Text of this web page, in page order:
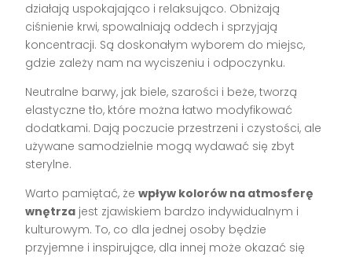
działają uspokajająco i relaksująco. Obniżają
ciśnienie krwi, spowalniają oddech i sprzyjają
koncentracji. Są doskonałym wyborem do miejsc,
gdzie zależy nam na wyciszeniu i odpoczynku.
Neutralne barwy, jak biele, szarości i beże, tworzą
elastyczne tło, które można łatwo modyfikować
dodatkami. Dają poczucie przestrzeni i czystości, ale
używane samodzielnie mogą wydawać się zbyt
sterylne.
Warto pamiętać, żewpływ kolorów na atmosferę
wnętrza jest zjawiskiem bardzo indywidualnym i
kulturowym. To, co dla jednej osoby będzie
przyjemne i inspirujące, dla innej może okazać się